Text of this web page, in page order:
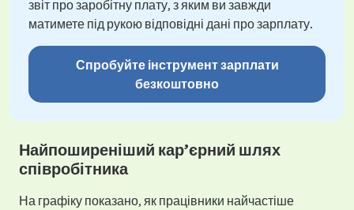
звіт про заробітну плату, з яким ви завжди
матимете під рукою відповідні дані про зарплату.
Спробуйте інструмент зарплати
безкоштовно
Найпоширеніший кар’єрний шлях
співробітника
На графіку показано, як працівники найчастіше